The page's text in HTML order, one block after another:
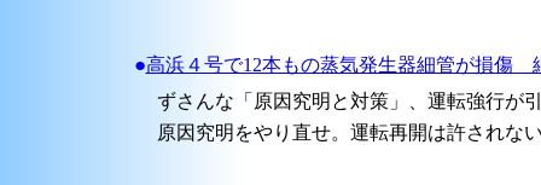
●高浜４号で12本もの蒸気発生器細管が損傷
ずさんな「原因究明と対策」、運転強行が
原因究明をやり直せ。運転再開は許されな